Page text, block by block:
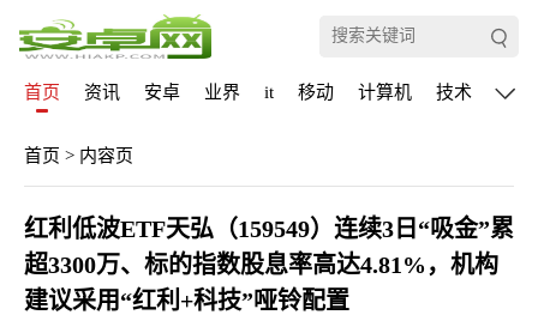
首页 资讯 安卓 业界 it 移动 计算机 技术 通信
首页 > 内容页
红利低波ETF天弘（159549）连续3日“吸金”累
超3300万、标的指数股息率高达4.81%，机构
建议采用“红利+科技”哑铃配置